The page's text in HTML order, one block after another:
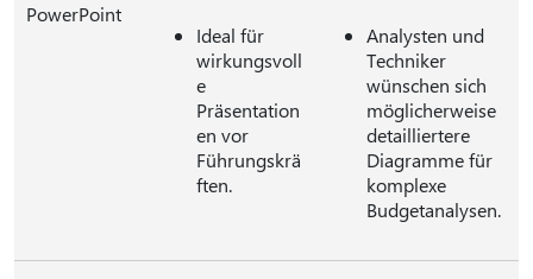
PowerPoint
Ideal für
wirkungsvoll
e
Präsentation
en vor
Führungskrä
ften.
Analysten und
Techniker
wünschen sich
möglicherweise
detailliertere
Diagramme für
komplexe
Budgetanalysen.